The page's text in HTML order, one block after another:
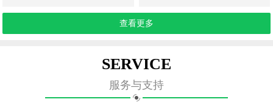
查看更多
SERVICE
服务与支持